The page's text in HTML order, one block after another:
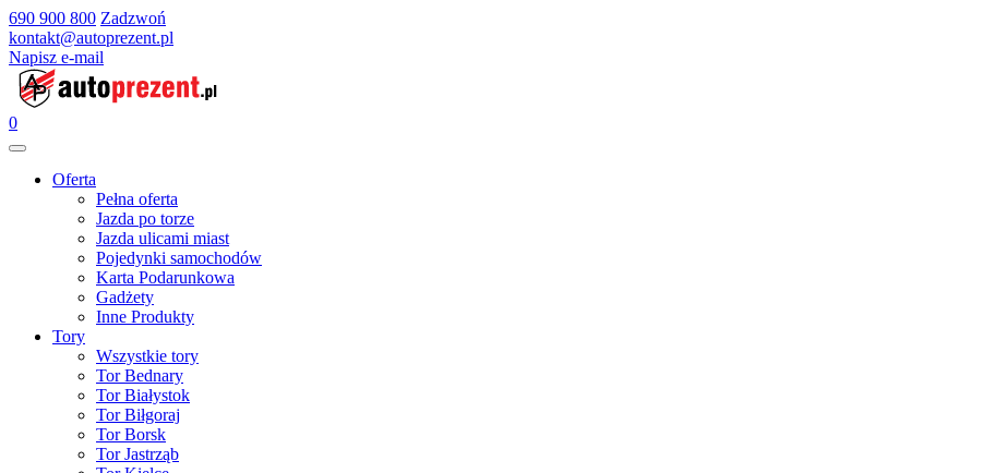
690 900 800 Zadzwoń
kontakt@autoprezent.pl
Napisz e-mail
0
Oferta
Pełna oferta
Jazda po torze
Jazda ulicami miast
Pojedynki samochodów
Karta Podarunkowa
Gadżety
Inne Produkty
Tory
Wszystkie tory
Tor Bednary
Tor Białystok
Tor Biłgoraj
Tor Borsk
Tor Jastrząb